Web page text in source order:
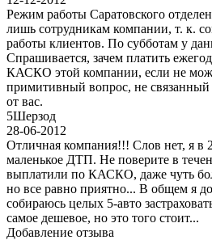
Режим работы Саратовского
лишь сотрудникам компании, т. к.
работы клиентов. По субботам у
Спрашивается, зачем платить
КАСКО этой компании, если не
примитивный вопрос, не
от вас.
5Шерзод
28-06-2012
Отличная компания!!! Слов нет, я в
маленькое ДТП. Не поверите в
выплатили по КАСКО, даже чуть
но все равно приятно... В общем я
собираюсь целых 5-авто
самое дешевое, но это того стоит...
Добавление отзыва